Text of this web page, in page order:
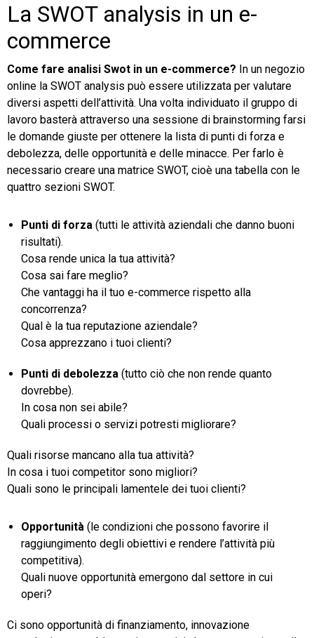
La SWOT analysis in un e-
commerce
Come fare analisi Swot in un e-commerce? In un negozio
online la SWOT analysis può essere utilizzata per valutare
diversi aspetti dell’attività. Una volta individuato il gruppo di
lavoro basterà attraverso una sessione di brainstorming farsi
le domande giuste per ottenere la lista di punti di forza e
debolezza, delle opportunità e delle minacce. Per farlo è
necessario creare una matrice SWOT, cioè una tabella con le
quattro sezioni SWOT.
Punti di forza (tutti le attività aziendali che danno buoni
risultati).
Cosa rende unica la tua attività?
Cosa sai fare meglio?
Che vantaggi ha il tuo e-commerce rispetto alla
concorrenza?
Qual è la tua reputazione aziendale?
Cosa apprezzano i tuoi clienti?
Punti di debolezza (tutto ciò che non rende quanto
dovrebbe).
In cosa non sei abile?
Quali processi o servizi potresti migliorare?
Quali risorse mancano alla tua attività?
In cosa i tuoi competitor sono migliori?
Quali sono le principali lamentele dei tuoi clienti?
Opportunità (le condizioni che possono favorire il
raggiungimento degli obiettivi e rendere l’attività più
competitiva).
Quali nuove opportunità emergono dal settore in cui
operi?
Ci sono opportunità di finanziamento, innovazione